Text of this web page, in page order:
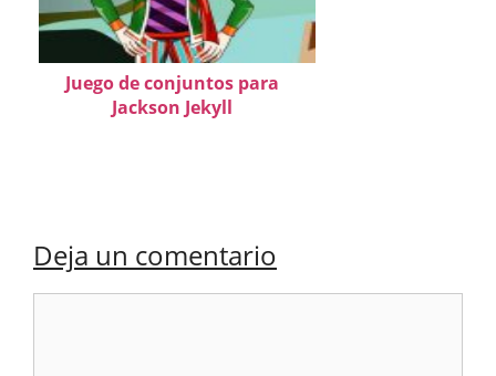
Juego de conjuntos para
Jackson Jekyll
Deja un comentario